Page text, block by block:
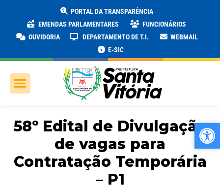
PORTAL DA TRANSPARÊNCIA
EMENDAS PARLAMENTARES
FUNCIONÁRIOS
OUVIDORIA
DEPARTAMENTO DE T.I.
WEBMAIL
E-SIC
58º Edital de Divulgação
de vagas para
Contratação Temporária
– P1